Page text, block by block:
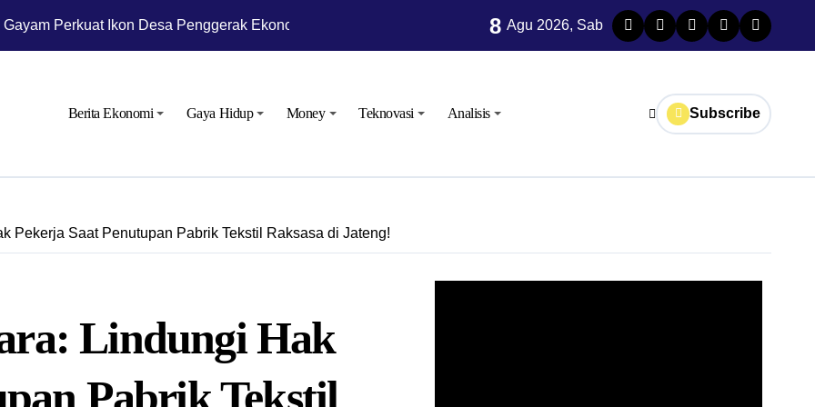
Perkuat Ikon Desa Penggerak Ekonomi Lokal Melalui TPID
Niaga Siagakan Ribuan Agen dan Pangkalan LPG 3 Kg
Niaga Menyiapkan 1.832 SPBU Siaga
pada Masa Lebaran 2025
Bojonegoro Bangun Desa Mandiri Ekonomi
8 Agu 2026, Sab
Berita Ekonomi Gaya Hidup Money Teknovasi Analisis Subscribe
Pekerja Saat Penutupan Pabrik Tekstil Raksasa di Jateng!
Lindungi Hak